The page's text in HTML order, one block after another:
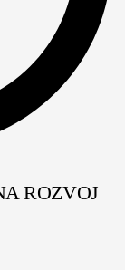
ROZVOJ